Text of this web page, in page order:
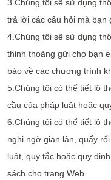
3.Chúng tôi sẽ sử dụng
trả lời các câu hỏi mà bạn
4.Chúng tôi sẽ sử dụng
thỉnh thoảng gửi cho bạn
báo về các chương trình
5.Chúng tôi có thể tiết lộ
cầu của pháp luật hoặc
6.Chúng tôi có thể tiết lộ
nghi ngờ gian lận, quấy
luật, quy tắc hoặc quy
sách cho trang Web.